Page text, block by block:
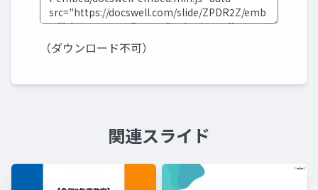
（ダウンロード不可）
関連スライド